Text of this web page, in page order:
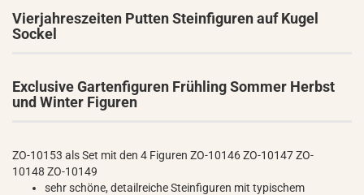
Vierjahreszeiten Putten Steinfiguren auf Kugel
Sockel
Exclusive Gartenfiguren Frühling Sommer Herbst
und Winter Figuren
ZO-10153 als Set mit den 4 Figuren ZO-10146 ZO-10147 ZO-
10148 ZO-10149
sehr schöne, detailreiche Steinfiguren mit typischem